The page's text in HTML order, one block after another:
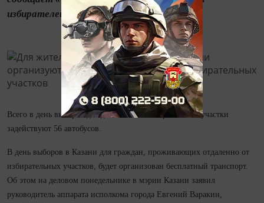
избирателей, проживающих в...
Всего в день выборов для доставки на избирательные участки
задействуют 56 автобусов.
В день выборов в Казани для граждан, проживающих отдаленно от
избирательных участков, будет организован бесплатный транспорт.
Об этом на деловом понедельнике в мэрии Казани заявил
руководитель аппарата исполкома города Евгений Варакин,